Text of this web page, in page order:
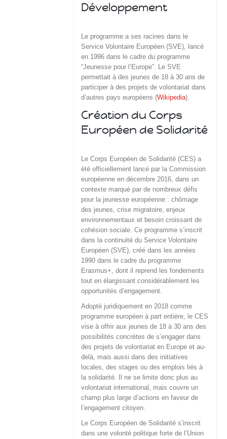
Développement
Le programme a ses racines dans le
Service Volontaire Européen (SVE), lancé
en 1996 dans le cadre du programme
“Jeunesse pour l’Europe”. Le SVE
permettait à des jeunes de 18 à 30 ans de
participer à des projets de volontariat dans
d’autres pays européens​ (Wikipedia)​.
Création du Corps
Européen de Solidarité
Le Corps Européen de Solidarité (CES) a
été officiellement lancé par la Commission
européenne en décembre 2016, dans un
contexte marqué par de nombreux défis
pour la jeunesse européenne : chômage
des jeunes, crise migratoire, enjeux
environnementaux et besoin croissant de
cohésion sociale. Ce programme s’inscrit
dans la continuité du Service Volontaire
Européen (SVE), créé dans les années
1990 dans le cadre du programme
Erasmus+, dont il reprend les fondements
tout en élargissant considérablement les
opportunités d’engagement.
Adopté juridiquement en 2018 comme
programme européen à part entière, le CES
vise à offrir aux jeunes de 18 à 30 ans des
possibilités concrètes de s’engager dans
des projets de volontariat en Europe et au-
delà, mais aussi dans des initiatives
locales, des stages ou des emplois liés à
la solidarité. Il ne se limite donc plus au
volontariat international, mais couvre un
champ plus large d’actions en faveur de
l’engagement citoyen.
Le Corps Européen de Solidarité s’inscrit
dans une volonté politique forte de l’Union